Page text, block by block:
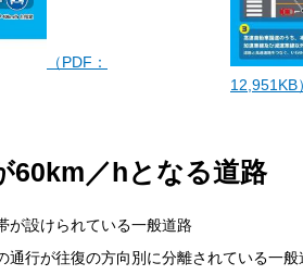
（PDF：
12,951KB）
60km／hとなる道路
が設けられている一般道路
行が往復の方向別に分離されている一般